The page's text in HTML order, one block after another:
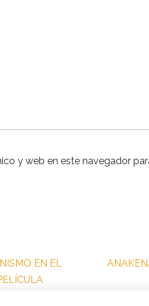
y web en este navegador
EN EL